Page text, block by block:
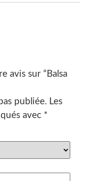
avis sur “Balsa
publiée. Les
avec *